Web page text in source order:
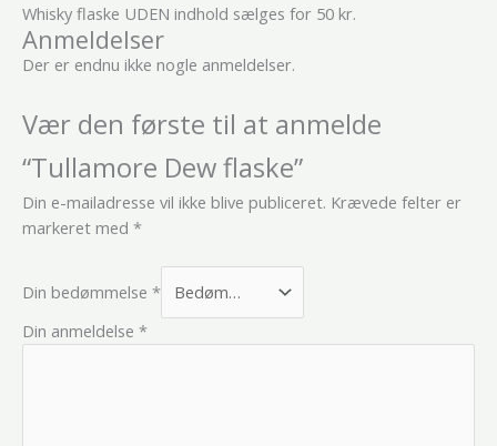
Whisky flaske UDEN indhold sælges for 50 kr.
Anmeldelser
Der er endnu ikke nogle anmeldelser.
Vær den første til at anmelde
“Tullamore Dew flaske”
Din e-mailadresse vil ikke blive publiceret. Krævede felter er
markeret med *
Din bedømmelse *
Din anmeldelse *